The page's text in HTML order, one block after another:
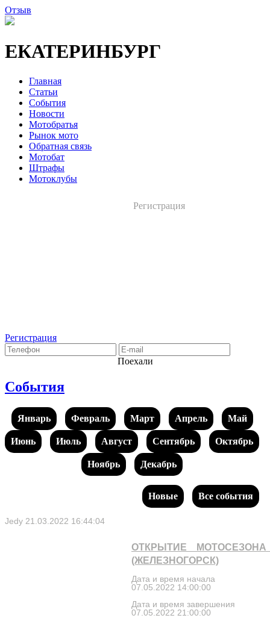
Отзыв
ЕКАТЕРИНБУРГ
Главная
Статьи
События
Новости
Мотобратья
Рынок мото
Обратная связь
Мотобат
Штрафы
Мотоклубы
Регистрация
Регистрация
Поехали
События
Январь Февраль Март Апрель Май
Июнь Июль Август Сентябрь Октябрь
Ноябрь Декабрь
Новые Все события
Jedy 21.03.2022 16:44:04
ОТКРЫТИЕ МОТОСЕЗОНА
(ЖЕЛЕЗНОГОРСК)
Дата и время начала
07.05.2022 14:00:00
Дата и время завершения
07.05.2022 21:00:00